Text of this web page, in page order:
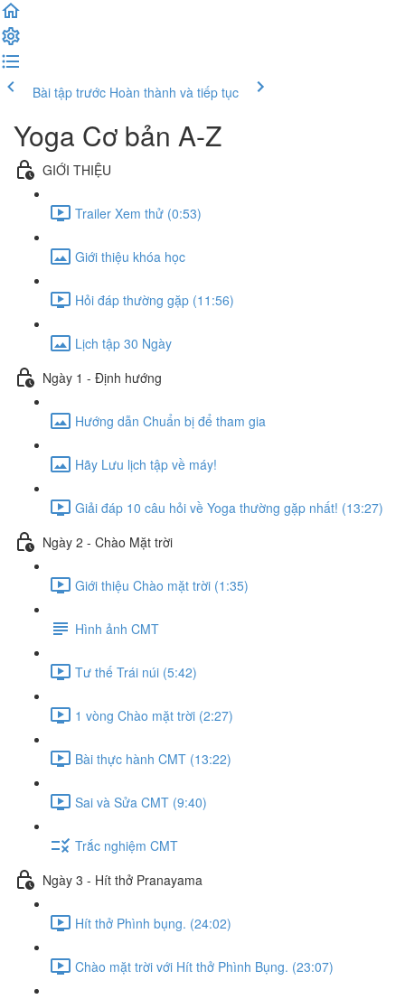
Bài tập trước Hoàn thành và tiếp tục
Yoga Cơ bản A-Z
GIỚI THIỆU
Trailer Xem thử (0:53)
Giới thiệu khóa học
Hỏi đáp thường gặp (11:56)
Lịch tập 30 Ngày
Ngày 1 - Định hướng
Hướng dẫn Chuẩn bị để tham gia
Hãy Lưu lịch tập về máy!
Giải đáp 10 câu hỏi về Yoga thường gặp nhất! (13:27)
Ngày 2 - Chào Mặt trời
Giới thiệu Chào mặt trời (1:35)
Hình ảnh CMT
Tư thế Trái núi (5:42)
1 vòng Chào mặt trời (2:27)
Bài thực hành CMT (13:22)
Sai và Sửa CMT (9:40)
Trắc nghiệm CMT
Ngày 3 - Hít thở Pranayama
Hít thở Phình bụng. (24:02)
Chào mặt trời với Hít thở Phình Bụng. (23:07)